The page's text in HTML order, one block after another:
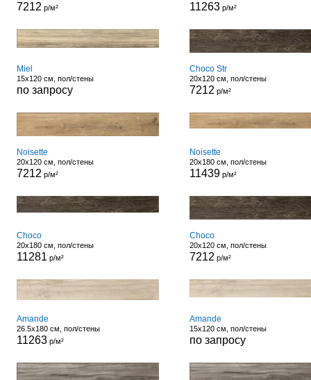
7212 р/м² 11263р/м²
Miel
15x120 см, пол/стены
по запросу
Choco Str
20x120 см, пол/стены
7212 р/м²
Noisette
20x120 см, пол/стены
7212 р/м²
Noisette
20x180 см, пол/стены
11439р/м²
Choco
20x180 см, пол/стены
11281 р/м²
Choco
20x120 см, пол/стены
7212 р/м²
Amande
26.5x180 см, пол/стены
11263р/м²
Amande
15x120 см, пол/стены
по запросу